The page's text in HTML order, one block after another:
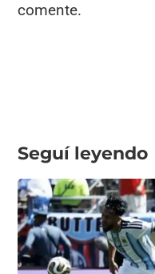
comente.
Seguí leyendo